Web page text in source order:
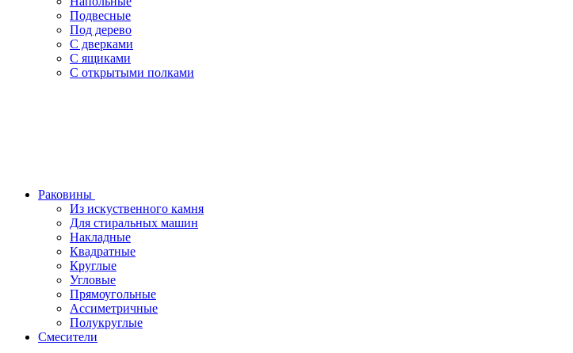
Подвесные
Под дерево
С дверками
С ящиками
С открытыми полками
Раковины
Из искуственного камня
Для стиральных машин
Накладные
Квадратные
Круглые
Угловые
Прямоугольные
Ассиметричные
Полукруглые
Смесители